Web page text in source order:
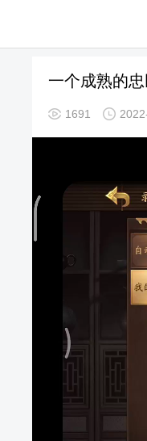
一个成熟的
1691